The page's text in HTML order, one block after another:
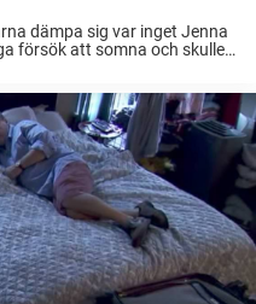
dämpa sig var inget Jenna
försök att somna och skulle